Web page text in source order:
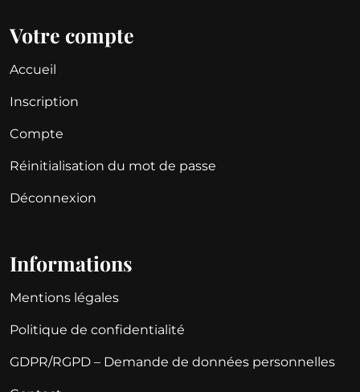
Votre compte
Accueil
Inscription
Compte
Réinitialisation du mot de passe
Déconnexion
Informations
Mentions légales
Politique de confidentialité
GDPR/RGPD – Demande de données personnelles